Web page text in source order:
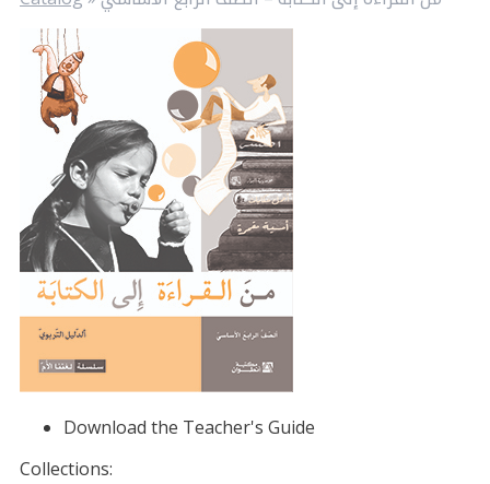
Download the Teacher's Guide
Collections: